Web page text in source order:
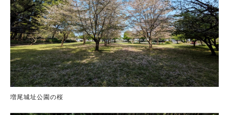
増尾城址公園の桜